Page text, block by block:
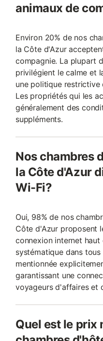
animaux de
Environ 20% de nos
la Côte d'Azur
compagnie. La plupart
privilégient le calme et
une politique restrictive
Les propriétés qui les
généralement des
suppléments.
Nos chambres
la Côte d'Azur
Wi-Fi?
Oui, 98% de nos
Côte d'Azur proposent
connexion internet
systématique dans
mentionnée
garantissant une
voyageurs d'affaires et
Quel est le prix